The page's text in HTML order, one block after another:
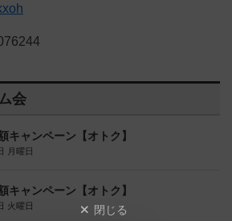
会
キャンペーン【オトク】
月曜日
キャンペーン【オトク】
火曜日 閉じる